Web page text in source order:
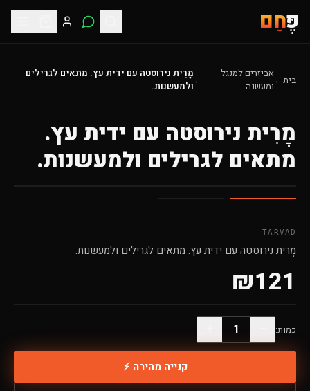
פֶּחָם
בית← אביזרים למנגל
ומעשנה
← מָרִית נירוסטה עם ידית עץ. מתאים לגרילים
ולמעשנות.
מָרִית נירוסטה עם ידית עץ.
מתאים לגרילים ולמעשנות.
TARVAD
מָרִית נירוסטה עם ידית עץ. מתאים לגרילים ולמעשנות.
₪121
כמות: 1
קנייה מהירה ⚡